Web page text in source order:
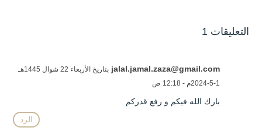
التعليقات 1
jalal.jamal.zaza@gmail.com
بتاريخ الأربعاء 22 شوال 1445هـ
1-5-2024م - 12:18 ص
بارك الله فيكم و رفع قدركم
الرد